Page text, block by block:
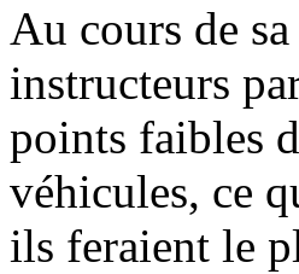
Au cours de
instructeurs
points faibles
véhicules, ce
ils feraient le